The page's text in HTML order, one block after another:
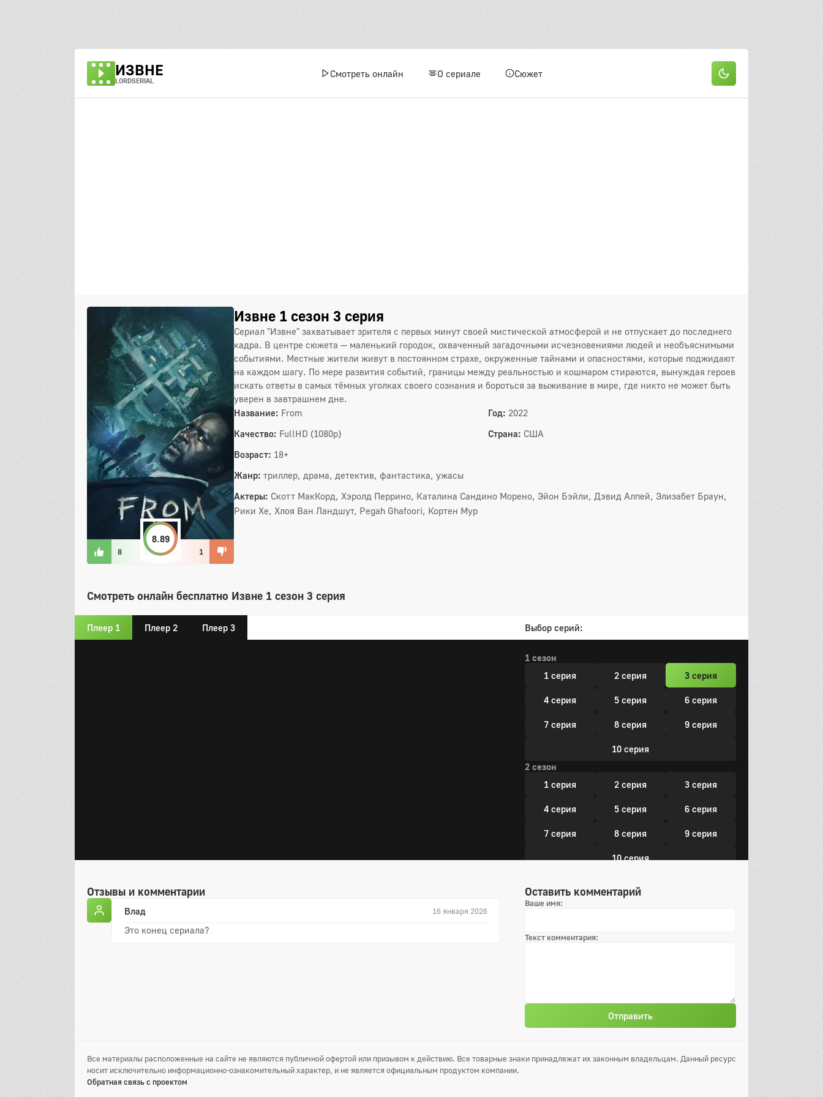
ИЗВНЕ
LORDSERIAL
Смотреть онлайн О сериале Сюжет
8
8.89
1
Извне 1 сезон 3 серия
Сериал "Извне" захватывает зрителя с первых минут своей мистической атмосферой и не отпускает до последнего
кадра. В центре сюжета — маленький городок, охваченный загадочными исчезновениями людей и необъяснимыми
событиями. Местные жители живут в постоянном страхе, окруженные тайнами и опасностями, которые поджидают
на каждом шагу. По мере развития событий, границы между реальностью и кошмаром стираются, вынуждая героев
искать ответы в самых тёмных уголках своего сознания и бороться за выживание в мире, где никто не может быть
уверен в завтрашнем дне.
Название: From Год: 2022
Качество: FullHD (1080p) Страна: США
Возраст: 18+
Жанр: триллер, драма, детектив, фантастика, ужасы
Актеры: Скотт МакКорд, Хэролд Перрино, Каталина Сандино Морено, Эйон Бэйли, Дэвид Алпей, Элизабет Браун,
Рики Хе, Хлоя Ван Ландшут, Pegah Ghafoori, Кортен Мур
Смотреть онлайн бесплатно Извне 1 сезон 3 серия
Плеер 1 Плеер 2 Плеер 3 Выбор серий:
1 сезон
1 серия
2 серия 3 серия
4 серия 5 серия 6 серия
7 серия 8 серия 9 серия
10 серия
2 сезон
1 серия
2 серия 3 серия
4 серия 5 серия 6 серия
7 серия 8 серия 9 серия
10 серия
1 серия
2 серия
7 серия
1 серия
2 серия 3 серия
4 серия 5 серия 6 серия
Отзывы и комментарии
Влад 16 января 2026
Это конец сериала?
Оставить комментарий
Ваше имя:
Текст комментария:
Отправить
Все материалы расположенные на сайте не являются публичной офертой или призывом к действию. Все товарные знаки принадлежат их законным владельцам. Данный ресурс
носит исключительно информационно-ознакомительный характер, и не является официальным продуктом компании.
Обратная связь с проектом